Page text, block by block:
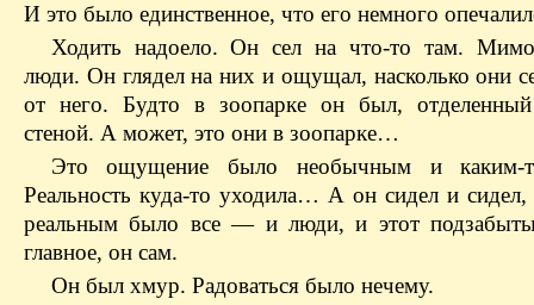
И это было единственное, что его немного
Ходить надоело. Он сел на что-то там.
люди. Он глядел на них и ощущал, насколько они
от него. Будто в зоопарке он был,
стеной. А может, это они в зоопарке…
Это ощущение было необычным и каким-
Реальность куда-то уходила… А он сидел и
реальным было все — и люди, и этот
главное, он сам.
Он был хмур. Радоваться было нечему.